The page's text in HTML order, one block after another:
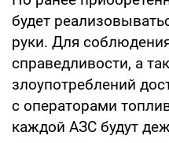
будет
руки. Для
справедливости, а
злоупотреблений
с операторами
каждой АЗС будут